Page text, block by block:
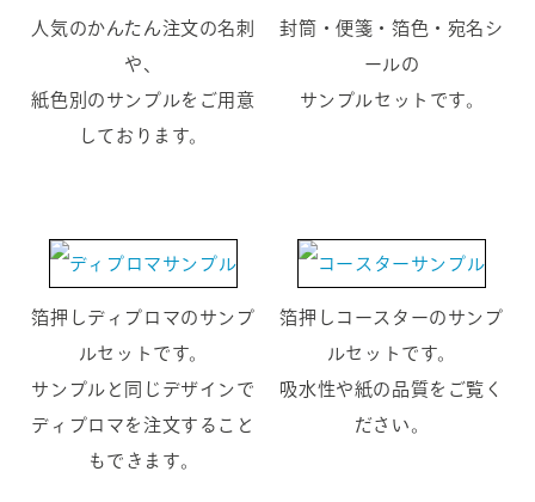
人気のかんたん注文の名刺
や、
紙色別のサンプルをご用意
しております。
封筒・便箋・箔色・宛名シ
ールの
サンプルセットです。
箔押しディプロマのサンプ
ルセットです。
サンプルと同じデザインで
ディプロマを注文すること
もできます。
箔押しコースターのサンプ
ルセットです。
吸水性や紙の品質をご覧く
ださい。